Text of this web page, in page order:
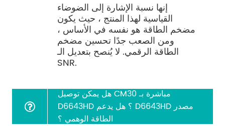
إنها نسبة الإشارة إلى الضوضاء
القياسية لهذا المنتج ، حيث يكون
مضخم الطاقة هو نفسه في الأساس ،
ومن الصعب جدًا تحسين مضخم
الطاقة الرقمي. لا يُنصح بتعديل الـ
SNR.
هل يمكن توصيل CM30 مباشرة بـ
D6643HD ؟ هل يدعم D6643HD مصدر
الطاقة الوهمي ؟